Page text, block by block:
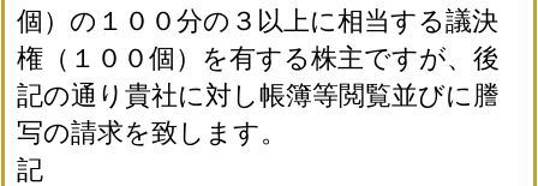
個）の１００分の３以上に相当する議決
権（１００個）を有する株主ですが、後
記の通り貴社に対し帳簿等閲覧並びに謄
写の請求を致します。
記